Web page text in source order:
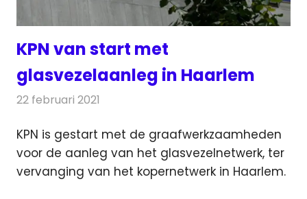
KPN van start met
glasvezelaanleg in Haarlem
22 februari 2021
KPN is gestart met de graafwerkzaamheden
voor de aanleg van het glasvezelnetwerk, ter
vervanging van het kopernetwerk in Haarlem.